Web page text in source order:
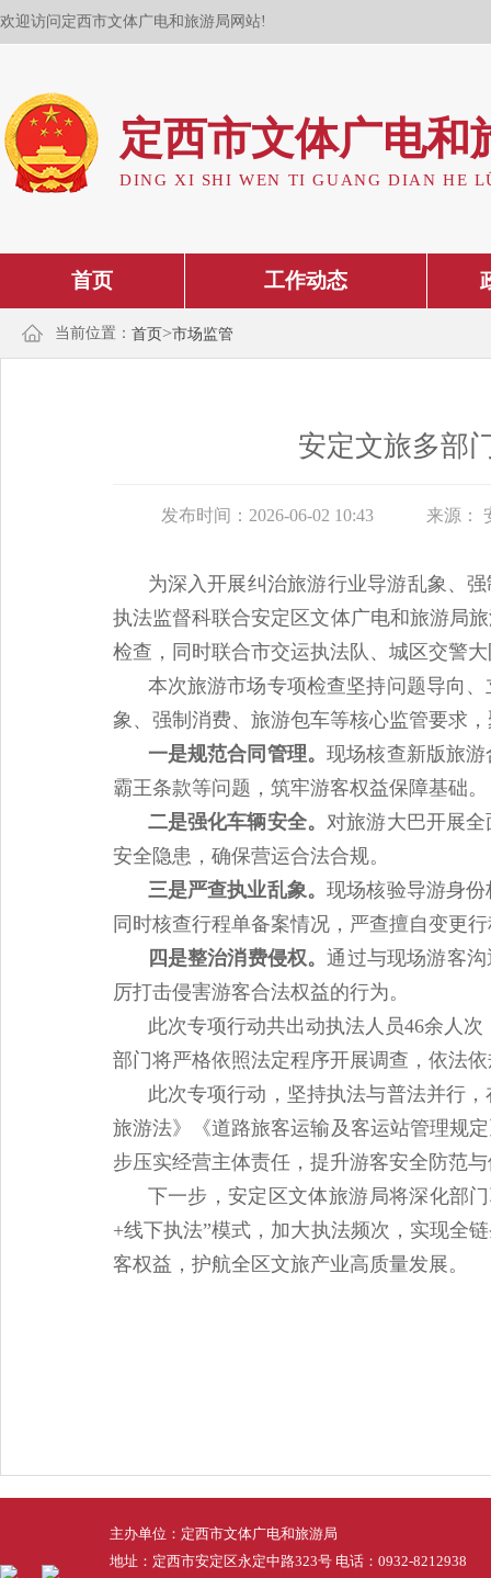
欢迎访问定西市文体广电和旅游局网站!
定西市文体广电和
DING XI SHI WEN TI GUANG DIAN HE
首页 工作动态
当前位置： 首页>市场监管
安定文旅多部
发布时间：2026-06-02 10:43 来源：
为深入开展纠治旅游行业导游乱象、
执法监督科联合安定区文体广电和旅游局
检查，同时联合市交运执法队、城区交警
本次旅游市场专项检查坚持问题导向
象、强制消费、旅游包车等核心监管要求
一是规范合同管理。现场核查新版旅
霸王条款等问题，筑牢游客权益保障基础。
二是强化车辆安全。对旅游大巴开展
安全隐患，确保营运合法合规。
三是严查执业乱象。现场核验导游身
同时核查行程单备案情况，严查擅自变更
四是整治消费侵权。通过与现场游客
厉打击侵害游客合法权益的行为。
此次专项行动共出动执法人员46余人
部门将严格依照法定程序开展调查，依法
此次专项行动，坚持执法与普法并行
旅游法》《道路旅客运输及客运站管理规
步压实经营主体责任，提升游客安全防范
下一步，安定区文体旅游局将深化部
+线下执法”模式，加大执法频次，实现全
客权益，护航全区文旅产业高质量发展。
主办单位：定西市文体广电和旅游局
地址：定西市安定区永定中路323号 电话：0932-8212938